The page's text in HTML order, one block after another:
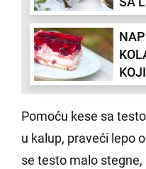
lako
Pomoću kese sa
u kalup, praveći lepo
se testo malo